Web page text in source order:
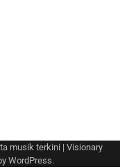
musik terkini| Visionary
WordPress.